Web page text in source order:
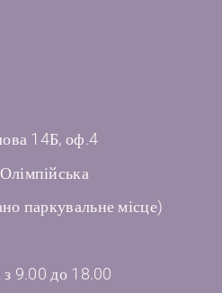
14Б, оф.4
паркувальне місце)
з 9.00 до 18.00